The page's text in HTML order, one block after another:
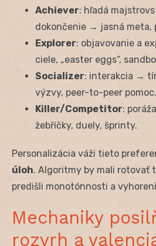
Achiever: hľadá
dokončenie → jasná meta,
Explorer: objavovanie a
ciele, „easter eggs“,
Socializer: interakcia →
výzvy, peer-to-peer pomoc.
Killer/Competitor:
žebříčky, duely, šprinty.
Personalizácia váži tieto
úloh. Algoritmy by mali rotovať
predišli monotónnosti a
Mechaniky
rozvrh a